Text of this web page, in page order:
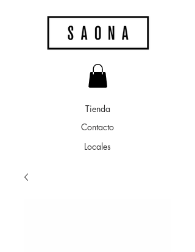
Tienda
Contacto
Locales